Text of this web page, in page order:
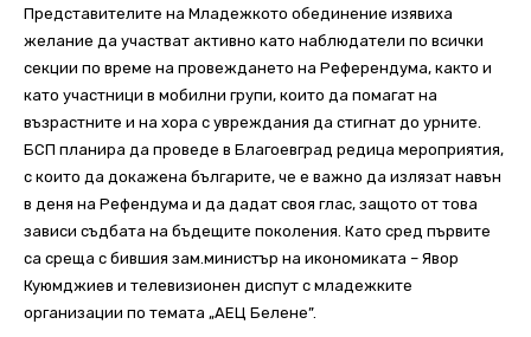
Представителите на Младежкото обединение изявиха
желание да участват активно като наблюдатели по всички
секции по време на провеждането на Референдума, както и
като участници в мобилни групи, които да помагат на
възрастните и на хора с увреждания да стигнат до урните.
БСП планира да проведе в Благоевград редица мероприятия,
с които да докажена българите, че е важно да излязат навън
в деня на Рефендума и да дадат своя глас, защото от това
зависи съдбата на бъдещите поколения. Като сред първите
са среща с бившия зам.министър на икономиката – Явор
Куюмджиев и телевизионен диспут с младежките
организации по темата „АЕЦ Белене”.